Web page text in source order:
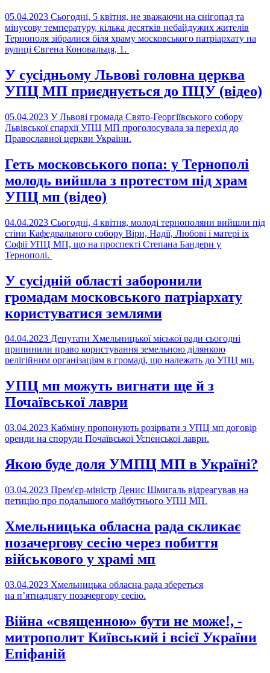
05.04.2023 Сьогодні, 5 квітня, не зважаючи на снігопад та
мінусову температуру, кілька десятків небайдужих жителів
Тернополя зібралися біля храму московського патріархату на
вулиці Євгена Коновальця, 1.
У сусідньому Львові головна церква
УПЦ МП приєднується до ПЦУ (відео)
05.04.2023 У Львові громада Свято-Георгіївського собору
Львівської єпархії УПЦ МП проголосувала за перехід до
Православної церкви України.
Геть московського попа: у Тернополі
молодь вийшла з протестом під храм
УПЦ мп (відео)
04.04.2023 Сьогодні, 4 квітня, молоді тернополяни вийшли під
стіни Кафедрального собору Віри, Надії, Любові і матері їх
Софії УПЦ МП, що на проспекті Степана Бандери у
Тернополі.
У сусідній області заборонили
громадам московського патріархату
користуватися землями
04.04.2023 Депутати Хмельницької міської ради сьогодні
припинили право користування земельною ділянкою
релігійним організаціям в громаді, що належать до УПЦ мп.
УПЦ мп можуть вигнати ще й з
Почаївської лаври
03.04.2023 Кабміну пропонують розірвати з УПЦ мп договір
оренди на споруди Почаївської Успенської лаври.
Якою буде доля УМПЦ МП в Україні?
03.04.2023 Прем'єр-міністр Денис Шмигаль відреагував на
петицію про подальшого майбутнього УПЦ МП.
Хмельницька обласна рада скликає
позачергову сесію через побиття
військового у храмі мп
03.04.2023 Хмельницька обласна рада збереться
на п’ятнадцяту позачергову сесію.
Війна «священною» бути не може!, -
митрополит Київський і всієї України
Епіфаній